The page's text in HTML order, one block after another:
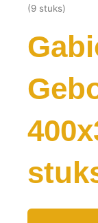
(9 stuks)